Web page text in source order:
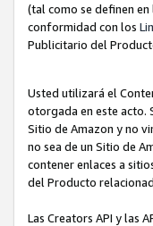
(tal como se definen en
conformidad con los
Publicitario del
Usted utilizará el
otorgada en este acto.
Sitio de Amazon y no
no sea de un Sitio de
contener enlaces a
del Producto
Las Creators API y las